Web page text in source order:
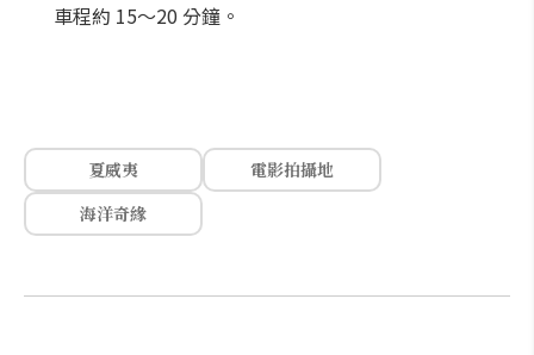
車程約 15～20 分鐘。
夏威夷
電影拍攝地
海洋奇緣